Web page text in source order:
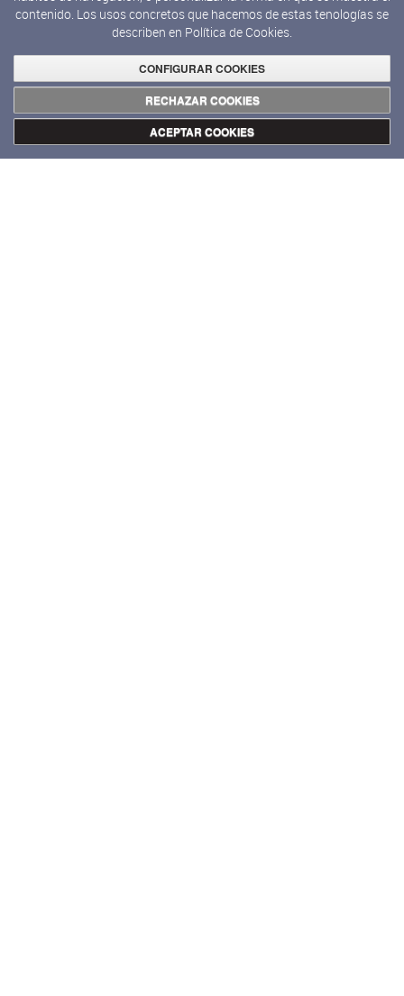
Houston; Hilary Lloyd (2016), Blaffer Art Museum, Houston;
The Rhythm That Laughs You (2014), Flux Factory, Queens,
Nueva York; Tom Burr: Screen (2014), CCS Bard, Annandale-on-
Hudson, Nueva York; y La imagen y el animal (2010), Palacio de
los Condes de Gabia, Granada. Junto a Omar-Pascual Castillo
ha co-comisariado dos exposiciones para el Centro Arte
Atlántico Moderno en Las Palmas de Gran Canaria, Saint Clair
Cemin. Espejo barroco (2012) y Hans Lemmen. Aún terrenal
contenido. Los usos concretos que hacemos de estas tenologías se
describen en Política de Cookies.
CONFIGURAR COOKIES
RECHAZAR COOKIES
ACEPTAR COOKIES